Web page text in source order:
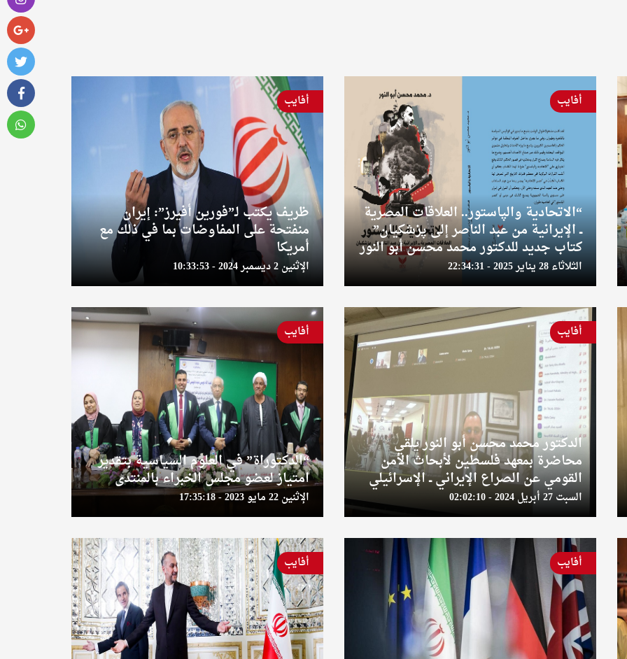
“الاتحادية والپاستور.. العلاقات المصرية
ــ الإيرانية من عبد الناصر إلى پزشكيان”
كتاب جديد للدكتور محمد محسن أبو النور
الثلاثاء 28 يناير 2025 - 22:34:31
أفايب
ظريف يكتب لـ”فورين أفيرز”: إيران
منفتحة على المفاوضات بما في ذلك مع
أمريكا
الإثنين 2 ديسمبر 2024 - 10:33:53
أفايب
الدكتور محمد محسن أبو النور يلقي
محاضرة بمعهد فلسطين لأبحاث الأمن
القومي عن الصراع الإيراني ــ الإسرائيلي
السبت 27 أبريل 2024 - 02:02:10
أفايب
“الدكتوراة” في العلوم السياسية بتقدير
امتياز لعضو مجلس الخبراء بالمنتدى
الإثنين 22 مايو 2023 - 17:35:18
أفايب
أفايب أفايب